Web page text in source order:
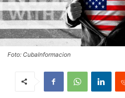
Foto: CubaInformacion